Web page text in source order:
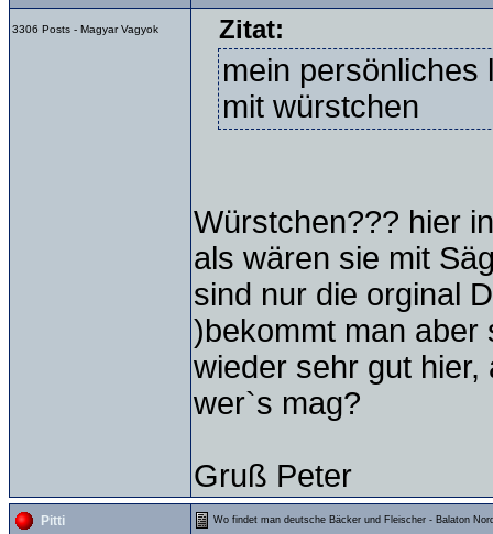
3306 Posts - Magyar Vagyok Zitat:
mein persönliches
mit würstchen
Würstchen??? hier
als wären sie mit
sind nur die orginal
)bekommt man aber
wieder sehr gut
wer`s mag?
Gruß Peter
Pitti Wo findet man deutsche Bäcker und Fleischer - Balaton